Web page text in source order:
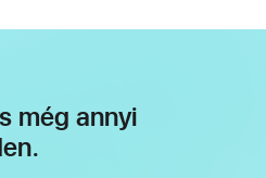
még annyi